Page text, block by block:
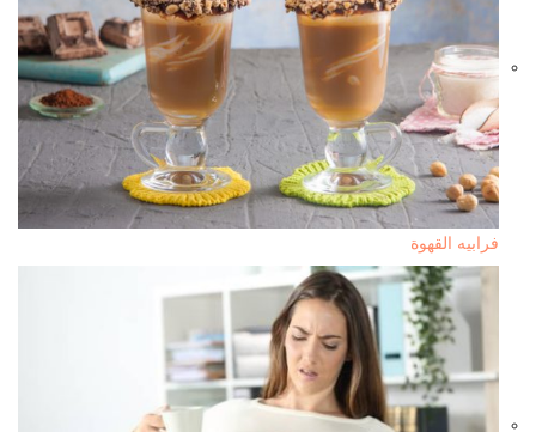
فرابيه القهوة